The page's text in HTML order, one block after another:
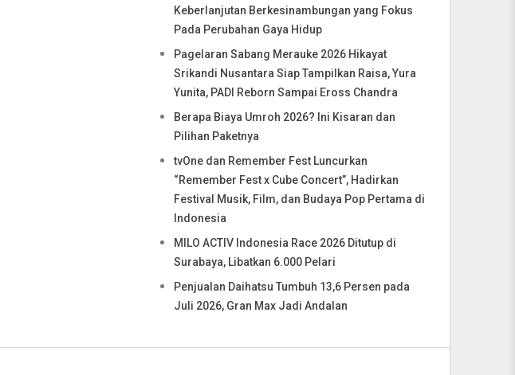
Keberlanjutan Berkesinambungan yang Fokus
Pada Perubahan Gaya Hidup
Pagelaran Sabang Merauke 2026 Hikayat
Srikandi Nusantara Siap Tampilkan Raisa, Yura
Yunita, PADI Reborn Sampai Eross Chandra
Berapa Biaya Umroh 2026? Ini Kisaran dan
Pilihan Paketnya
tvOne dan Remember Fest Luncurkan
“Remember Fest x Cube Concert”, Hadirkan
Festival Musik, Film, dan Budaya Pop Pertama di
Indonesia
MILO ACTIV Indonesia Race 2026 Ditutup di
Surabaya, Libatkan 6.000 Pelari
Penjualan Daihatsu Tumbuh 13,6 Persen pada
Juli 2026, Gran Max Jadi Andalan